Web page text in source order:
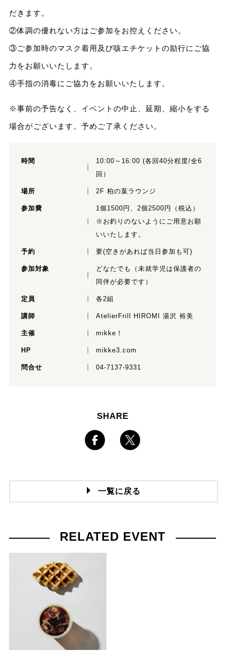
だきます。
②体調の優れない方はご参加をお控えください。
③ご参加時のマスク着用及び咳エチケットの励行にご協
力をお願いいたします。
④手指の消毒にご協力をお願いいたします。
※事前の予告なく、イベントの中止、延期、縮小をする
場合がございます。予めご了承ください。
時間
10:00～16:00 (各回40分程度/全6
回）
場所 2F 柏の葉ラウンジ
参加費
1個1500円、2個2500円（税込）
※お釣りのないようにご用意お願
いいたします。
予約 要(空きがあれば当日参加も可)
参加対象
どなたでも（未就学児は保護者の
同伴が必要です）
定員 各2組
講師 AtelierFrill HIROMI 湯沢 裕美
主催 mikke！
HP mikke3.com
問合せ 04-7137-9331
SHARE
一覧に戻る
RELATED EVENT